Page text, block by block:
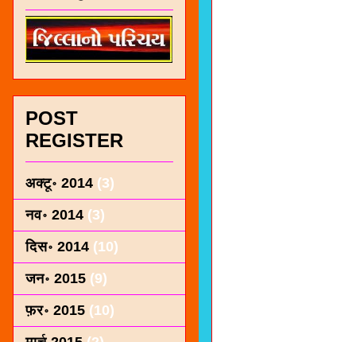
POST
REGISTER
अक्टू॰ 2014 (3)
नव॰ 2014 (3)
दिस॰ 2014 (10)
जन॰ 2015 (9)
फ़र॰ 2015 (10)